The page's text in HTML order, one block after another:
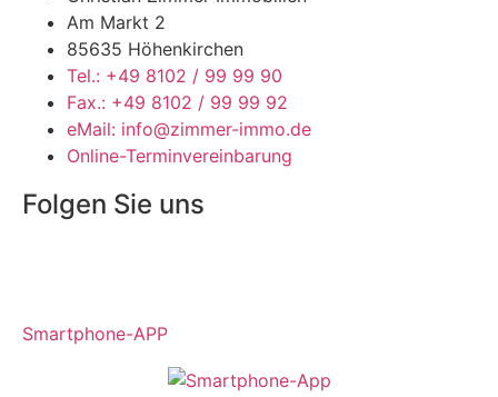
Am Markt 2
85635 Höhenkirchen
Tel.: +49 8102 / 99 99 90
Fax.: +49 8102 / 99 99 92
eMail: info@zimmer-immo.de
Online-Terminvereinbarung
Folgen Sie uns
Smartphone-APP